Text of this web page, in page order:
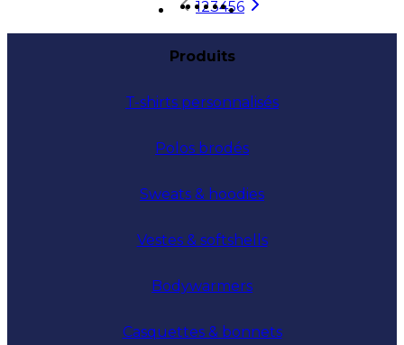
123456
Produits
T-shirts personnalisés
Polos brodés
Sweats & hoodies
Vestes & softshells
Bodywarmers
Casquettes & bonnets